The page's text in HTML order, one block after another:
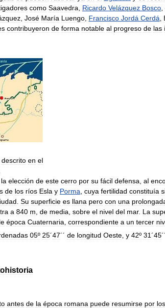
como Saavedra, Ricardo Velázquez Bosco,
, José María Luengo, Francisco Jordá Cerdá,
contribuyeron de forma notable al progreso de las
descrito en el
la elección de este cerro por su fácil defensa, al
de los ríos Esla y Porma, cuya fertilidad constituía
. Su superficie es llana pero con una
a 840 m, de media, sobre el nivel del mar. La
época Cuaternaria, correspondiente a un tercer
05º 25´47´´ de longitud Oeste y 42º 31´45
antes de la época romana puede resumirse por los